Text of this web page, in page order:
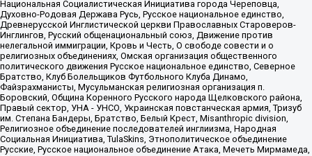
Национальная Социалистическая Инициатива города Череповца,
Духовно-Родовая Держава Русь, Русское национальное единство,
Древнерусской Инглистической церкви Православных Староверов-
Инглингов, Русский общенациональный союз, Движение против
нелегальной иммиграции, Кровь и Честь, О свободе совести и о
религиозных объединениях, Омская организация общественного
политического движения Русское национальное единство, Северное
Братство, Клуб Болельщиков Футбольного Клуба Динамо,
Файзрахманисты, Мусульманская религиозная организация п.
Боровский, Община Коренного Русского народа Щелковского района,
Правый сектор, УНА - УНСО, Украинская повстанческая армия, Тризуб
им. Степана Бандеры, Братство, Белый Крест, Misanthropic division,
Религиозное объединение последователей инглиизма, Народная
Социальная Инициатива, TulaSkins, Этнополитическое объединение
Русские, Русское национальное объединение Атака, Мечеть Мирмамеда,